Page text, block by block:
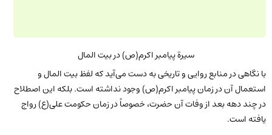
سیرة پیامبر اکرم(ص) در بیت المال
با نگاهى در منابع روایى و تاریخى به دست مى‌آید که لفظ بیت المال و
استعمال آن در زمان پیامبر اکرم(ص) وجود نداشته است. بلکه این اصطلاح
در چند دهه بعد از وفات آن حضرت، خصوصاً در زمان حکومت على(ع) رواج
یافته است.